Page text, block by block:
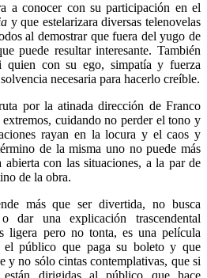
a conocer con su participación en el
y que estelarizara diversas telenovelas
al demostrar que fuera del yugo de
puede resultar interesante. También
quien con su ego, simpatía y fuerza
necesaria para hacerlo creíble.
por la atinada dirección de Franco
cuidando no perder el tono y
rayan en la locura y el caos y
de la misma uno no puede más
abierta con las situaciones, a la par de
de la obra.
más que ser divertida, no busca
dar una explicación trascendental
ligera pero no tonta, es una película
el público que paga su boleto y que
y no sólo cintas contemplativas, que si